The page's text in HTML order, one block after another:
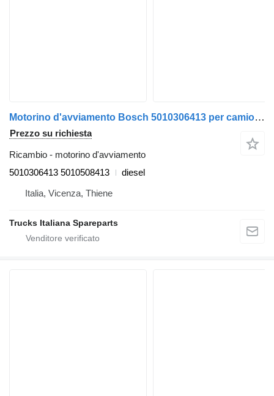
Motorino d'avviamento Bosch 5010306413 per camion Renault Midlum
Prezzo su richiesta
Ricambio - motorino d'avviamento
5010306413 5010508413
diesel
Italia, Vicenza, Thiene
Trucks Italiana Spareparts